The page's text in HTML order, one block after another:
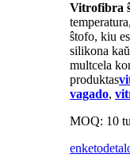
Vitrofibra
ŝtofo, kiu
silikona
multcela
produktas
vagado,
MOQ: 10
enketo